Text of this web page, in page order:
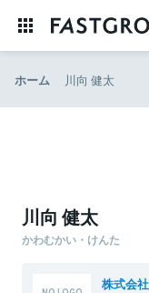
ホーム 川向 健太
川向 健太
かわむかい・けんた
株式会